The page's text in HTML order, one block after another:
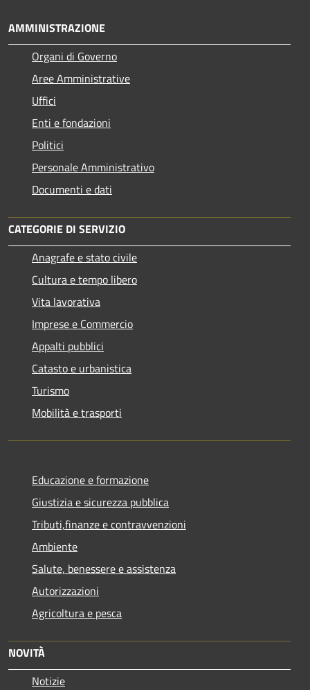
AMMINISTRAZIONE
Organi di Governo
Aree Amministrative
Uffici
Enti e fondazioni
Politici
Personale Amministrativo
Documenti e dati
CATEGORIE DI SERVIZIO
Anagrafe e stato civile
Cultura e tempo libero
Vita lavorativa
Imprese e Commercio
Appalti pubblici
Catasto e urbanistica
Turismo
Mobilità e trasporti
Educazione e formazione
Giustizia e sicurezza pubblica
Tributi,finanze e contravvenzioni
Ambiente
Salute, benessere e assistenza
Autorizzazioni
Agricoltura e pesca
NOVITÀ
Notizie